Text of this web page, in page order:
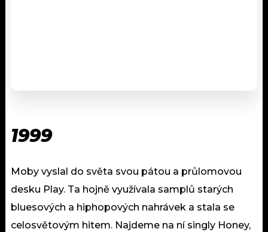
1999
Moby vyslal do světa svou pátou a průlomovou
desku Play. Ta hojně využívala samplů starých
bluesových a hiphopových nahrávek a stala se
celosvětovým hitem. Najdeme na ní singly Honey,